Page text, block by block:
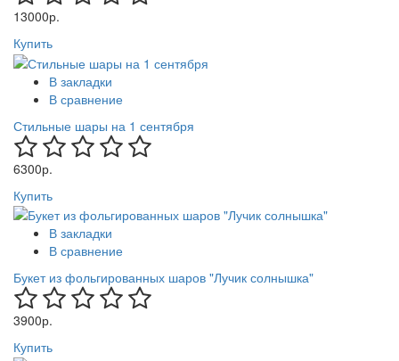
13000р.
Купить
В закладки
В сравнение
Стильные шары на 1 сентября
6300р.
Купить
В закладки
В сравнение
Букет из фольгированных шаров "Лучик солнышка"
3900р.
Купить